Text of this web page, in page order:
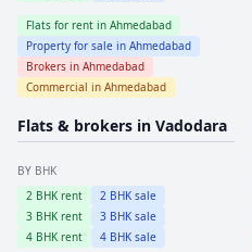
Flats for rent in Ahmedabad
Property for sale in Ahmedabad
Brokers in Ahmedabad
Commercial in Ahmedabad
Flats & brokers in Vadodara
BY BHK
2 BHK rent 2 BHK sale
3 BHK rent 3 BHK sale
4 BHK rent 4 BHK sale